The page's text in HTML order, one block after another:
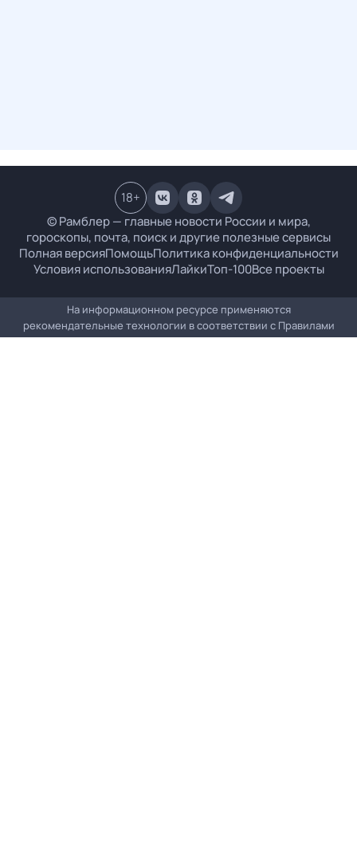
© Рамблер — главные новости России и мира,
гороскопы, почта, поиск и другие полезные сервисы
Полная версияПомощьПолитика конфиденциальности
Условия использованияЛайкиТоп-100Все проекты
18+
На информационном ресурсе применяются
рекомендательные технологии в соответствии с Правилами